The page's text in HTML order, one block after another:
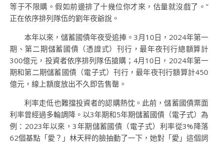
等于不限購。假如前邊排了十幾位你才來，估量就沒戲了。”
正在依序排列隊伍的劉年夜爺說。
本年以來，儲蓄國債年夜受追捧。3月10日，2024年第一
期、第二期儲蓄國債（憑證式）刊行，最年夜刊行總額算計
300億元，投資者依序排列隊伍搶購；4月10日，2024年第一
期和第二期儲蓄國債（電子式）刊行，最年夜刊行額算計450
億元，線上額度放出不久即告售罄。
利率走低也難擋投資者的認購熱忱。此前，儲蓄國債票面
利率曾經過多輪調降。以3年期和5年期儲蓄國債（電子式）為
例：2023年以來，3年期儲蓄國債（電子式）利率從3%降落
62個基點「愛？」林天秤的臉抽動了一下，她對「愛」這個詞